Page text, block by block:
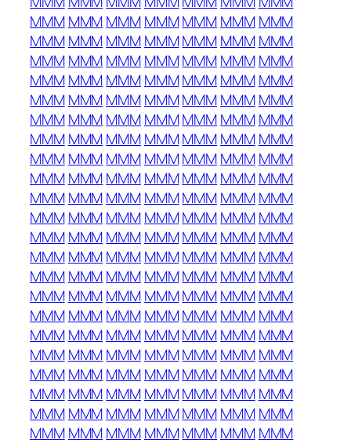
MMM MMMMMMMMMMMMMMM MMM
MMM MMMMMMMMMMMMMMM MMM
MMM MMMMMMMMMMMMMMM MMM
MMM MMMMMMMMMMMMMMM MMM
MMM MMMMMMMMMMMMMMM MMM
MMM MMMMMMMMMMMMMMM MMM
MMM MMMMMMMMMMMMMMM MMM
MMM MMMMMMMMMMMMMMM MMM
MMM MMMMMMMMMMMMMMM MMM
MMM MMMMMMMMMMMMMMM MMM
MMM MMMMMMMMMMMMMMM MMM
MMM MMMMMMMMMMMMMMM MMM
MMM MMMMMMMMMMMMMMM MMM
MMM MMMMMMMMMMMMMMM MMM
MMM MMMMMMMMMMMMMMM MMM
MMM MMMMMMMMMMMMMMM MMM
MMM MMMMMMMMMMMMMMM MMM
MMM MMMMMMMMMMMMMMM MMM
MMM MMMMMMMMMMMMMMM MMM
MMM MMMMMMMMMMMMMMM MMM
MMM MMMMMMMMMMMMMMM MMM
MMM MMMMMMMMMMMMMMM MMM